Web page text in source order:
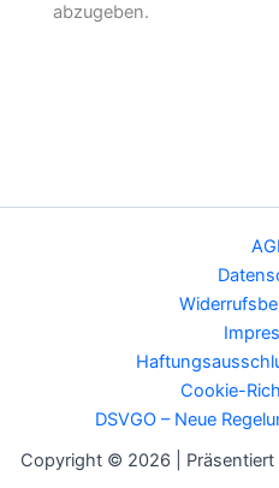
abzugeben.
Cookie-
DSVGO – Neue
Copyright © 2026 | Präsentiert